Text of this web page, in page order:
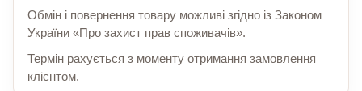
Обмін і повернення товару можливі згідно із Законом
України «Про захист прав споживачів».
Термін рахується з моменту отримання замовлення
клієнтом.